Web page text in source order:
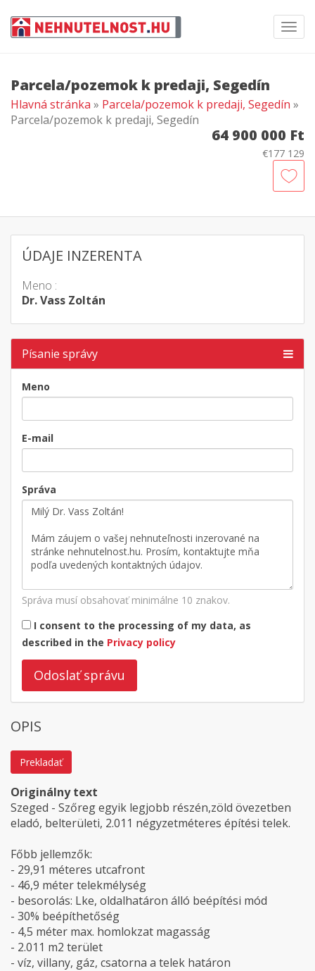
Parcela/pozemok k predaji, Segedín
Hlavná stránka » Parcela/pozemok k predaji, Segedín »
Parcela/pozemok k predaji, Segedín
64 900 000 Ft
€177 129
ÚDAJE INZERENTA
Meno :
Dr. Vass Zoltán
Písanie správy
Meno
E-mail
Správa
Správa musí obsahovať minimálne 10 znakov.
I consent to the processing of my data, as
described in the Privacy policy
Odoslať správu
OPIS
Prekladať
Originálny text
Szeged - Szőreg egyik legjobb részén,zöld övezetben
eladó, belterületi, 2.011 négyzetméteres építési telek.
Főbb jellemzők:
- 29,91 méteres utcafront
- 46,9 méter telekmélység
- besorolás: Lke, oldalhatáron álló beépítési mód
- 30% beépíthetőség
- 4,5 méter max. homlokzat magasság
- 2.011 m2 terület
- víz, villany, gáz, csatorna a telek határon